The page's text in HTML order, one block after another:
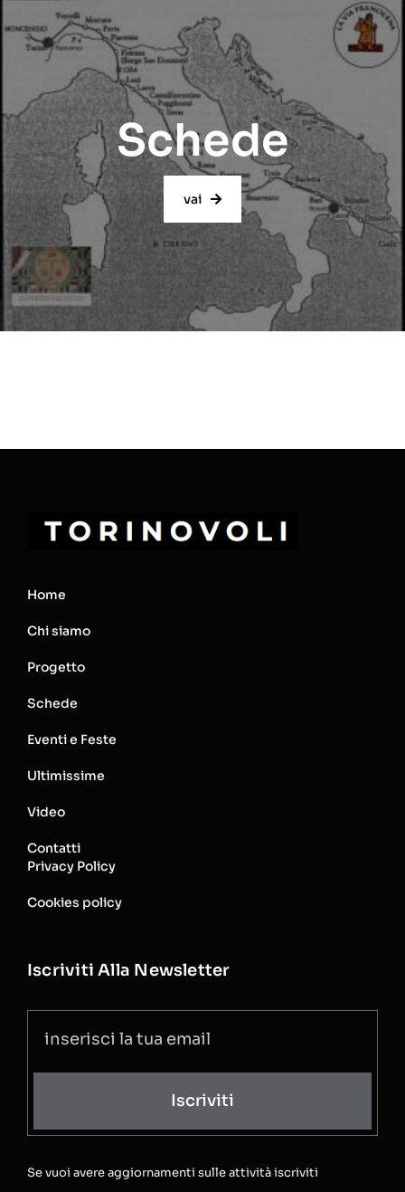
Schede
vai
Home
Chi siamo
Progetto
Schede
Eventi e Feste
Ultimissime
Video
Contatti
Privacy Policy
Cookies policy
Iscriviti Alla Newsletter
Iscriviti
Se vuoi avere aggiornamenti sulle attività iscriviti